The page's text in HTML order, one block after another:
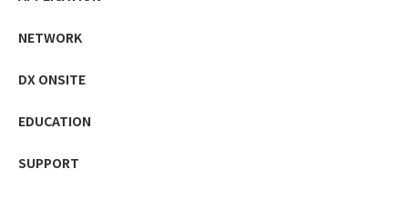
NETWORK
DX ONSITE
EDUCATION
SUPPORT